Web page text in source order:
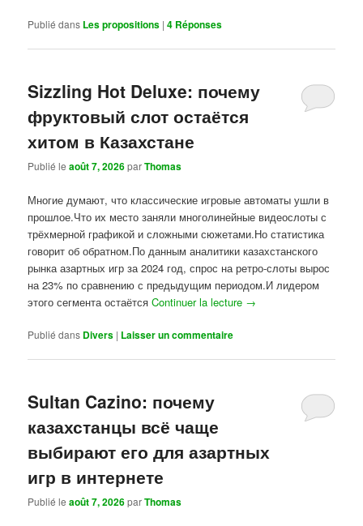
Publié dans Les propositions |4 Réponses
Sizzling Hot Deluxe: почему
фруктовый слот остаётся
хитом в Казахстане
Publié leaoût 7, 2026parThomas
Многие думают, что классические игровые автоматы ушли в
прошлое.Что их место заняли многолинейные видеослоты с
трёхмерной графикой и сложными сюжетами.Но статистика
говорит об обратном.По данным аналитики казахстанского
рынка азартных игр за 2024 год, спрос на ретро-слоты вырос
на 23% по сравнению с предыдущим периодом.И лидером
этого сегмента остаётсяContinuer la lecture →
Publié dans Divers | Laisser un commentaire
Sultan Cazino: почему
казахстанцы всё чаще
выбирают его для азартных
игр в интернете
Publié leaoût 7, 2026parThomas